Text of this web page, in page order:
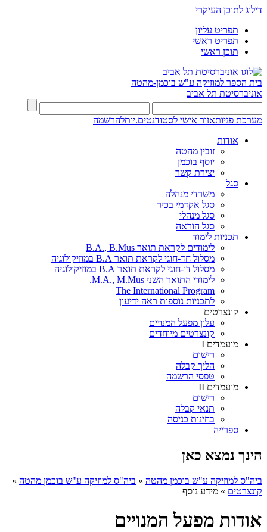
דילוג לתוכן העיקרי
תפריט עליון
תפריט ראשי
תוכן ראשי
בית הספר למוזיקה ע"ש בוכמן-מהטה
אוניברסיטת תל אביב
מערכת פניותאזור אישי לסטודנטים.יותלהרשמה
אודות
זובין מהטה
יוסף בוכמן
יצירת קשר
סגל
משרדי מנהלה
סגל אקדמי בכיר
סגל מנהלי
סגל הוראה
תכניות לימוד
לימודים לקראת תואר B.A., B.Mus
מסלול חד-חוגי לקראת תואר B.A במוזיקולוגיה
מסלול דו-חוגי לקראת תואר B.A במוזיקולוגיה
לימודי התואר השני M.A., M.Mus.
The International Program
לתכניות נוספות ראה ידיעון
קונצרטים
עלון מפעל המנויים
קונצרטים מיוחדים
מועמדים I
רישום
הליך קבלה
טפסי הרשמה
מועמדים II
רישום
תנאי קבלה
בחינות כניסה
ספרייה
הינך נמצא כאן
ביה"ס למוזיקה ע"ש בוכמן מהטה » ביה"ס למוזיקה ע"ש בוכמן מהטה »
קונצרטים » מידע נוסף
אודות מפעל המנויים